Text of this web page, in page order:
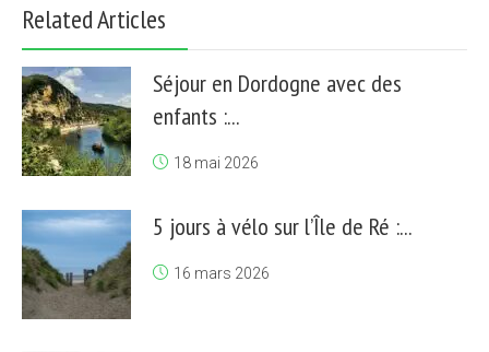
Related Articles
Séjour en Dordogne avec des
enfants :...
18 mai 2026
5 jours à vélo sur l’Île de Ré :...
16 mars 2026